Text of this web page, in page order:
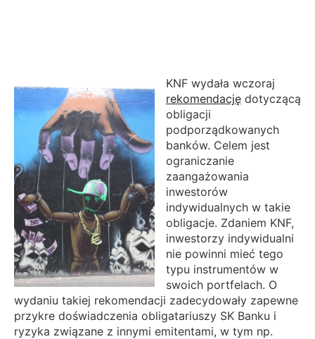
KNF wydała wczoraj
rekomendację dotyczącą
obligacji
podporządkowanych
banków. Celem jest
ograniczanie
zaangażowania
inwestorów
indywidualnych w takie
obligacje. Zdaniem KNF,
inwestorzy indywidualni
nie powinni mieć tego
typu instrumentów w
swoich portfelach. O
wydaniu takiej rekomendacji zadecydowały zapewne
przykre doświadczenia obligatariuszy SK Banku i
ryzyka związane z innymi emitentami, w tym np.